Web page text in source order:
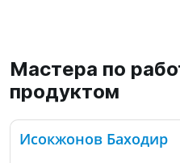
Мастера по
продуктом
Исокжонов Баходир